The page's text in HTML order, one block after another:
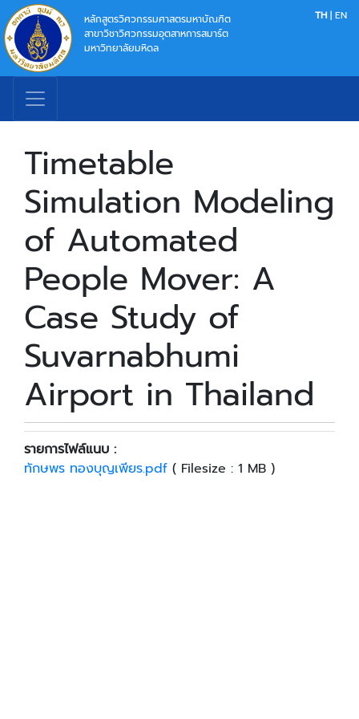
หลักสูตรวิศวกรรมศาสตรมหาบัณฑิต
สาขาวิชาวิศวกรรมอุตสาหการสมาร์ต
มหาวิทยาลัยมหิดล
TH| EN
Timetable
Simulation Modeling
of Automated
People Mover: A
Case Study of
Suvarnabhumi
Airport in Thailand
รายการไฟล์แนบ :
ทักษพร ทองบุญเพียร.pdf ( Filesize : 1 MB )